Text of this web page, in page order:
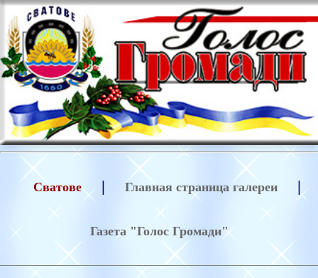
Сватове | Главная страница галереи |
Газета "Голос Громади"